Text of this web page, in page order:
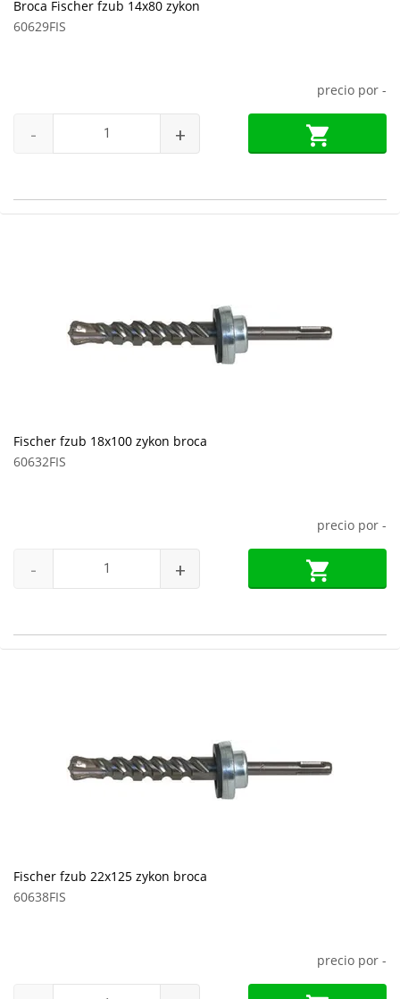
Broca Fischer fzub 14x80 zykon
60629FIS
precio por -
- +
Fischer fzub 18x100 zykon broca
60632FIS
precio por -
- +
Fischer fzub 22x125 zykon broca
60638FIS
precio por -